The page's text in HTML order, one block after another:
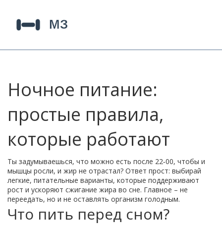
Ночное питание:
простые правила,
которые работают
Ты задумываешься, что можно есть после 22‑00, чтобы и
мышцы росли, и жир не отрастал? Ответ прост: выбирай
легкие, питательные варианты, которые поддерживают
рост и ускоряют сжигание жира во сне. Главное – не
переедать, но и не оставлять организм голодным.
Что пить перед сном?